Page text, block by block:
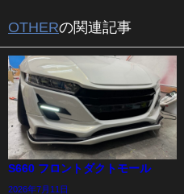
OTHERの関連記事
S660 フロントダクトモール
2026年7月11日